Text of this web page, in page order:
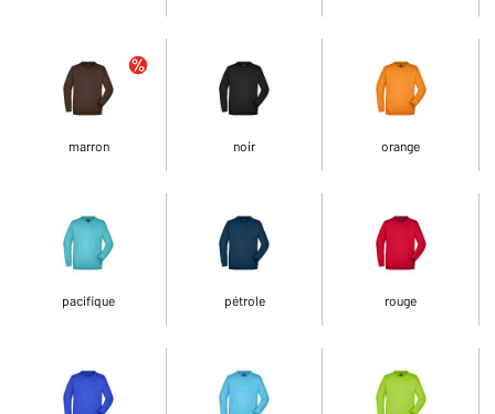
marron noir orange
pacifique pétrole rouge